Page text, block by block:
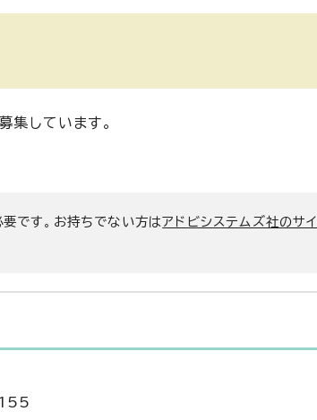
集しています。
です。お持ちでない方はアドビシステムズ社のサイ